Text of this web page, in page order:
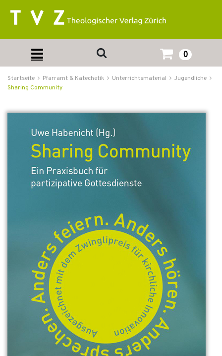
0
Startseite Pfarramt & Katechetik Unterrichtsmaterial
Jugendliche
Sharing Community